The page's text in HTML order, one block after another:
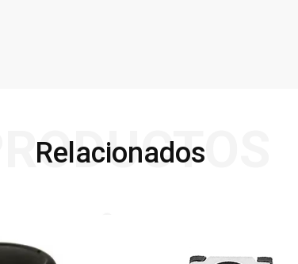
Relacionados
PRODUCTOS